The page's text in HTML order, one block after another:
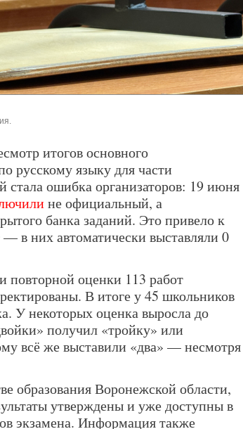
итогов основного
русскому языку для части
стала ошибка организаторов: 19 июня
не официальный, а
банка заданий. Это привело к
в них автоматически выставляли 0
повторной оценки 113 работ
В итоге у 45 школьников
У некоторых оценка выросла до
получил «тройку» или
всё же выставили «два» — несмотря
образования Воронежской области,
утверждены и уже доступны в
экзамена. Информация также